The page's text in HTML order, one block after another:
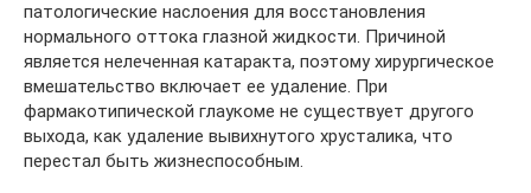
патологические наслоения для восстановления
нормального оттока глазной жидкости. Причиной
является нелеченная катаракта, поэтому хирургическое
вмешательство включает ее удаление. При
фармакотипической глаукоме не существует другого
выхода, как удаление вывихнутого хрусталика, что
перестал быть жизнеспособным.